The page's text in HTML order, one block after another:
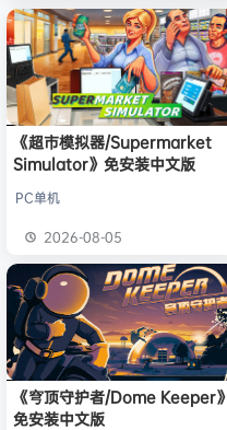
《超市模拟器/Supermarket
Simulator》免安装中文版
PC单机
2026-08-05
《穹顶守护者/Dome Keeper》
免安装中文版